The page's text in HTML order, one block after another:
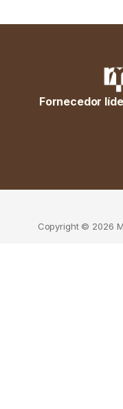
Fornecedor
Copyright © 2026